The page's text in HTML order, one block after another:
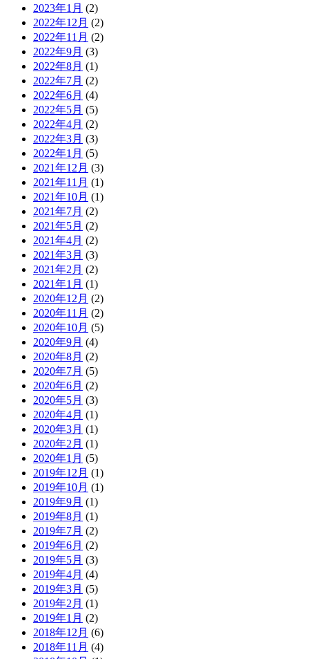
2023年1月 (2)
2022年12月 (2)
2022年11月 (2)
2022年9月 (3)
2022年8月 (1)
2022年7月 (2)
2022年6月 (4)
2022年5月 (5)
2022年4月 (2)
2022年3月 (3)
2022年1月 (5)
2021年12月 (3)
2021年11月 (1)
2021年10月 (1)
2021年7月 (2)
2021年5月 (2)
2021年4月 (2)
2021年3月 (3)
2021年2月 (2)
2021年1月 (1)
2020年12月 (2)
2020年11月 (2)
2020年10月 (5)
2020年9月 (4)
2020年8月 (2)
2020年7月 (5)
2020年6月 (2)
2020年5月 (3)
2020年4月 (1)
2020年3月 (1)
2020年2月 (1)
2020年1月 (5)
2019年12月 (1)
2019年10月 (1)
2019年9月 (1)
2019年8月 (1)
2019年7月 (2)
2019年6月 (2)
2019年5月 (3)
2019年4月 (4)
2019年3月 (5)
2019年2月 (1)
2019年1月 (2)
2018年12月 (6)
2018年11月 (4)